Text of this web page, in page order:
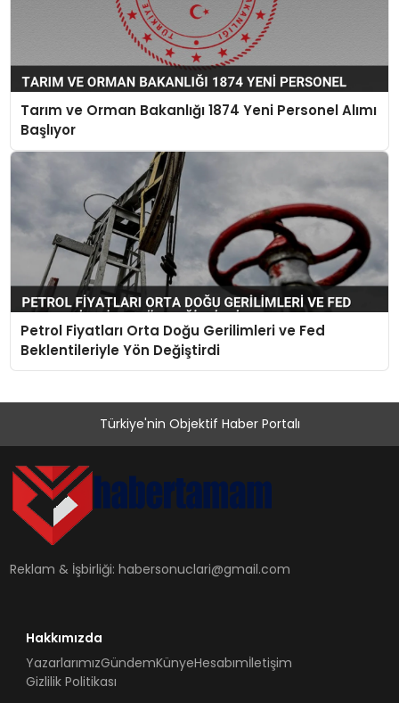
Tarım ve Orman Bakanlığı 1874 Yeni Personel Alımı
Başlıyor
Petrol Fiyatları Orta Doğu Gerilimleri ve Fed
Beklentileriyle Yön Değiştirdi
Türkiye'nin Objektif Haber Portalı
Reklam & İşbirliği:habersonuclari@gmail.com
Hakkımızda
YazarlarımızGündemKünyeHesabımİletişim
Gizlilik Politikası